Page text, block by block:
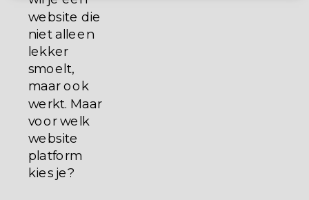
website die
niet alleen
lekker
smoelt,
maar ook
werkt. Maar
voor welk
website
platform
kies je?